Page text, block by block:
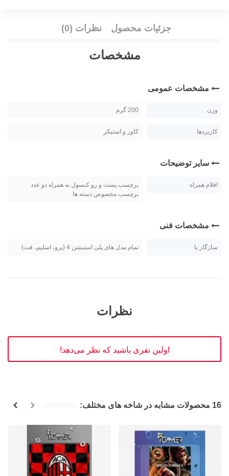
جزئیات محصول نظرات (0)
مشخصات
مشخصات عمومی
وزن 200 گرم
کاربردها کاور و استیکر
سایر توضیحات
اقلام همراه
برچسب پشت و رو کنسول به همراه دو عدد
برچسب مخصوص دسته ها
مشخصات فنی
سازگار با تمام مدل های پلی استیشن 4 (پرو، اسلیم، فت)
نظرات
اولین نفری باشید که نظر می‌دهد!
16 محصولات مشابه در شاخه های مختلف: